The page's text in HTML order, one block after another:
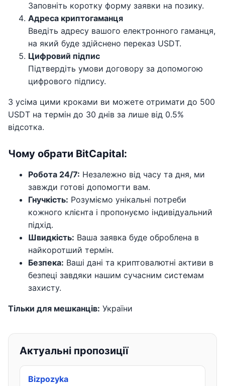
Заповніть коротку форму заявки на позику.
Адреса криптогаманця
Введіть адресу вашого електронного гаманця,
на який буде здійснено переказ USDT.
Цифровий підпис
Підтвердіть умови договору за допомогою
цифрового підпису.
З усіма цими кроками ви можете отримати до 500
USDT на термін до 30 днів за лише від 0.5%
відсотка.
Чому обрати ВіtСаріtal:
Робота 24/7: Незалежно від часу та дня, ми
завжди готові допомогти вам.
Гнучкість: Розуміємо унікальні потреби
кожного клієнта і пропонуємо індивідуальний
підхід.
Швидкість: Ваша заявка буде оброблена в
найкоротший термін.
Безпека: Ваші дані та криптовалютні активи в
безпеці завдяки нашим сучасним системам
захисту.
Тільки для мешканців: України
Актуальні пропозиції
Bizpozyka